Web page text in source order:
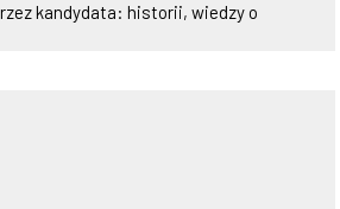
kandydata: historii, wiedzy o